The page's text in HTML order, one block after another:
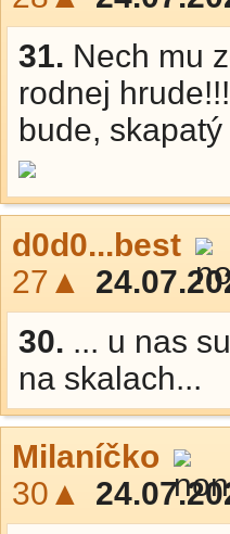
31. Nech mu
rodnej
bude,
d0d0...best
27▲
30. ... u nas
na skalach...
Milaníčko
30▲